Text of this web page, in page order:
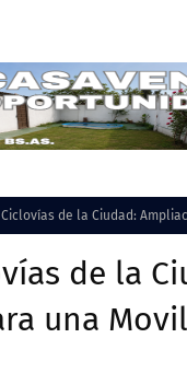
de la Ciudad:
de la
una